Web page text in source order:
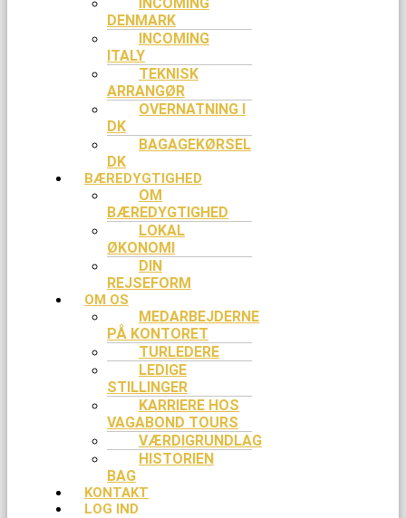
DENMARK
INCOMING
ITALY
TEKNISK
ARRANGØR
OVERNATNING I
DK
BAGAGEKØRSEL
DK
BÆREDYGTIGHED
OM
BÆREDYGTIGHED
LOKAL
ØKONOMI
DIN
REJSEFORM
OM OS
MEDARBEJDERNE
PÅ KONTORET
TURLEDERE
LEDIGE
STILLINGER
KARRIERE HOS
VAGABOND TOURS
VÆRDIGRUNDLAG
HISTORIEN
BAG
KONTAKT
LOG IND